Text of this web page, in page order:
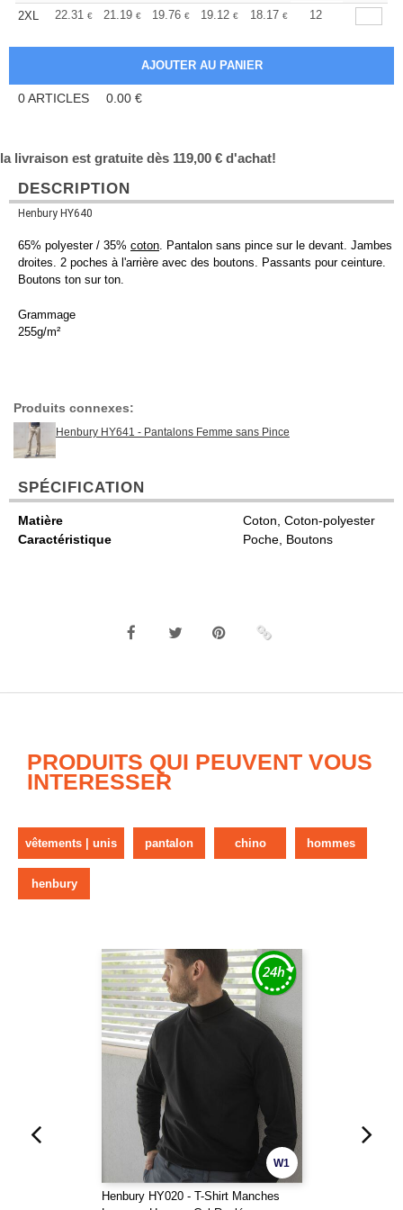
2XL
22.31 € 21.19 € 19.76 € 19.12 € 18.17 € 17.69
12
0ARTICLES 0.00 €
la livraison est gratuite dès 119,00 € d'achat!
DESCRIPTION
Henbury HY640
65% polyester / 35% coton. Pantalon sans pince sur le devant. Jambes
droites. 2 poches à l'arrière avec des boutons. Passants pour ceinture.
Boutons ton sur ton.
Grammage
255g/m²
Produits connexes:
Henbury HY641 - Pantalons Femme sans Pince
SPÉCIFICATION
Matière
Coton, Coton-polyester
Caractéristique
Poche, Boutons
PRODUITS QUI PEUVENT VOUS
INTERESSER
vêtements | unis pantalon chino hommes
henbury
W1
Henbury HY020 - T-Shirt Manches